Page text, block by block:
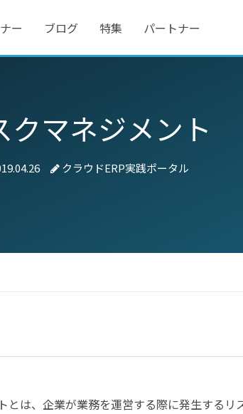
ー ブログ 特集 パートナー
クマネジメント
クラウドERP実践ポータル
とは、企業が業務を運営する際に発生する